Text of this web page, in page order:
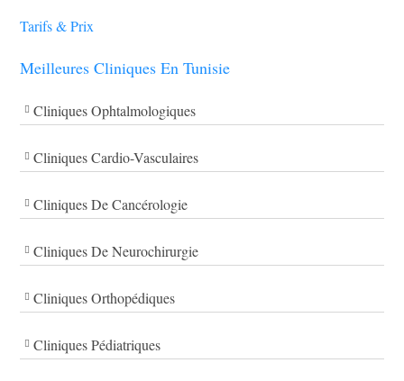
Tarifs & Prix
Meilleures Cliniques En Tunisie
Cliniques Ophtalmologiques
Cliniques Cardio-Vasculaires
Cliniques De Cancérologie
Cliniques De Neurochirurgie
Cliniques Orthopédiques
Cliniques Pédiatriques